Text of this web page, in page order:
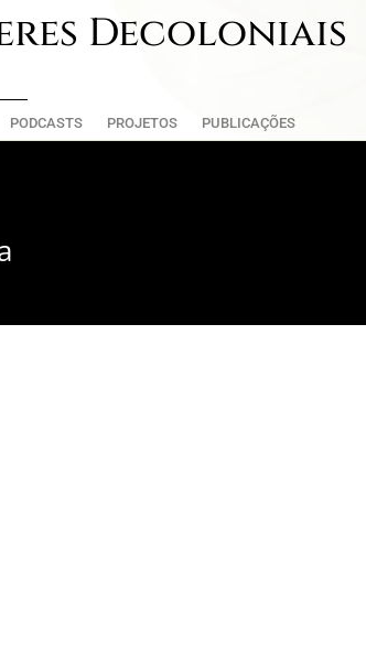
Decoloniais
PODCASTS PROJETOS PUBLICAÇÕES